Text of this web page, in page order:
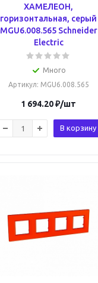
ХАМЕЛЕОН,
горизонтальная, серый
MGU6.008.565 Schneider
Electric
Много
Артикул: MGU6.008.565
1 694.20₽/шт
В корзину